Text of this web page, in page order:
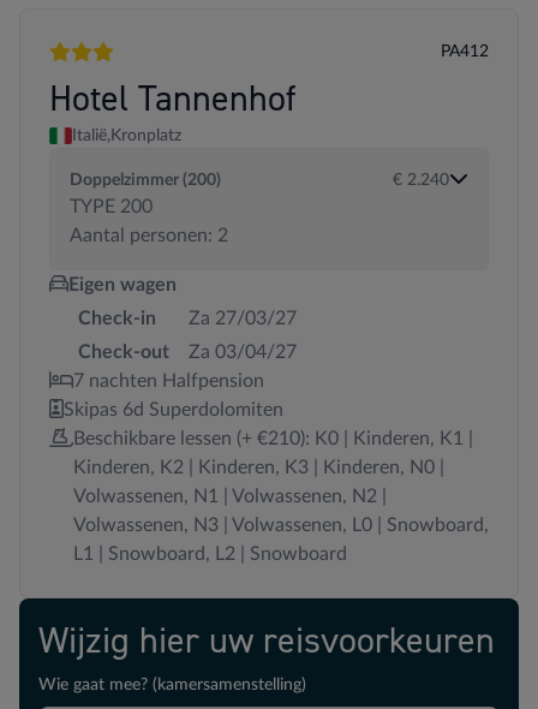
3 sterren
PA412
Hotel Tannenhof
Italië, Kronplatz
Doppelzimmer (200)
TYPE 200
Aantal personen: 2
€ 2.240
Eigen wagen
Check-in
Za 27/03/27
Check-out
Za 03/04/27
7 nachten Halfpension
Skipas 6d Superdolomiten
Beschikbare lessen (+ €210): K0 | Kinderen, K1 |
Kinderen, K2 | Kinderen, K3 | Kinderen, N0 |
Volwassenen, N1 | Volwassenen, N2 |
Volwassenen, N3 | Volwassenen, L0 | Snowboard,
L1 | Snowboard, L2 | Snowboard
Wijzig hier uw reisvoorkeuren
Wie gaat mee? (kamersamenstelling)